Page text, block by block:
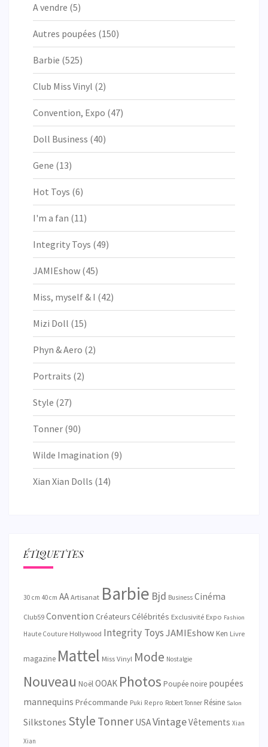
A vendre (5)
Autres poupées (150)
Barbie (525)
Club Miss Vinyl (2)
Convention, Expo (47)
Doll Business (40)
Gene (13)
Hot Toys (6)
I'm a fan (11)
Integrity Toys (49)
JAMIEshow (45)
Miss, myself & I (42)
Mizi Doll (15)
Phyn & Aero (2)
Portraits (2)
Style (27)
Tonner (90)
Wilde Imagination (9)
Xian Xian Dolls (14)
ÉTIQUETTES
30 cm 40 cm AA Artisanat Barbie Bjd Business Cinéma
Club59 Convention CréateursCélébrités Exclusivité Expo Fashion
Haute Couture Hollywood Integrity ToysJAMIEshow Ken Livre
magazine Mattel Miss Vinyl Mode Nostalgie
Nouveau NoëlOOAK Photos Poupée noire poupées
mannequins Précommande Puki Repro Robert Tonner Résine Salon
Silkstones Style Tonner USAVintageVêtements Xian
Xian